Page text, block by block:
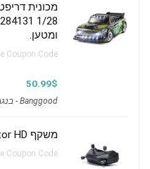
מכונית
ומטען.
Coupon Code:
50.99$
Banggood - בנגגוד
משקף WalkSnail FatShark Dominator HD
Coupon Code: